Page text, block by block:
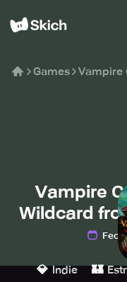
Games
Vampire
Wildcard
💎 Indie 🏰